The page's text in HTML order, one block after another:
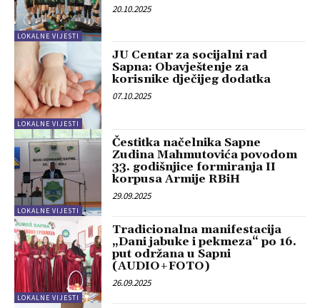
LOKALNE VIJESTI
20.10.2025
LOKALNE VIJESTI
JU Centar za socijalni rad
Sapna: Obavještenje za
korisnike dječijeg dodatka
07.10.2025
LOKALNE VIJESTI
Čestitka načelnika Sapne
Zudina Mahmutovića povodom
33. godišnjice formiranja II
korpusa Armije RBiH
29.09.2025
LOKALNE VIJESTI
Tradicionalna manifestacija
„Dani jabuke i pekmeza“ po 16.
put održana u Sapni
(AUDIO+FOTO)
26.09.2025